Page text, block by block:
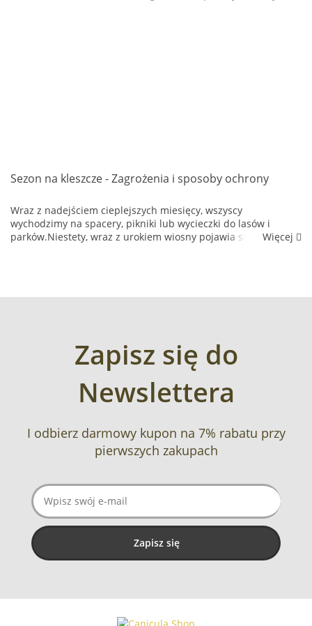
Sezon na kleszcze - Zagrożenia i sposoby ochrony
Wraz z nadejściem cieplejszych miesięcy, wszyscy
wychodzimy na spacery, pikniki lub wycieczki do lasów i
parków.Niestety, wraz z urokiem wiosny pojawia się również
Więcej
Zapisz się do
Newslettera
I odbierz darmowy kupon na 7% rabatu przy
pierwszych zakupach